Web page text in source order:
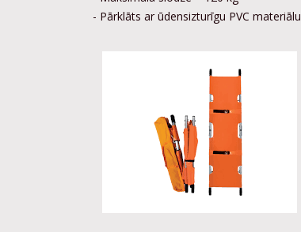
- Pārklāts ar ūdensizturīgu PVC materiālu